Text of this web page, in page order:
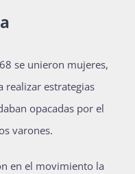
se unieron mujeres,
realizar estrategias
opacadas por el
varones.
en el movimiento la